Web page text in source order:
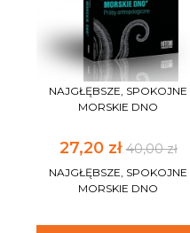
NAJGŁĘBSZE, SPOKOJNE
MORSKIE DNO
27,20 zł40,00 zł
NAJGŁĘBSZE, SPOKOJNE
MORSKIE DNO